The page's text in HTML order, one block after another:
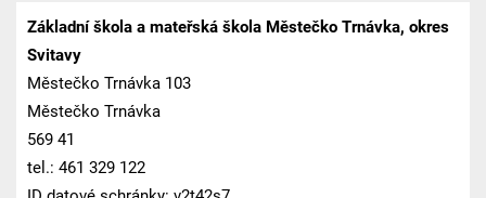
Základní škola a mateřská škola Městečko Trnávka, okres
Svitavy
Městečko Trnávka 103
Městečko Trnávka
569 41
tel.: 461 329 122